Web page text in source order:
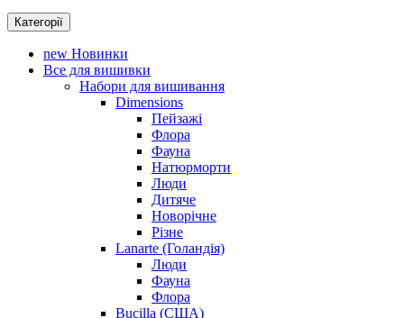
Категорії
new Новинки
Все для вишивки
Набори для вишивання
Dimensions
Пейзажі
Флора
Фауна
Натюрморти
Люди
Дитяче
Новорічне
Різне
Lanarte (Голандія)
Люди
Фауна
Флора
Bucilla (США)